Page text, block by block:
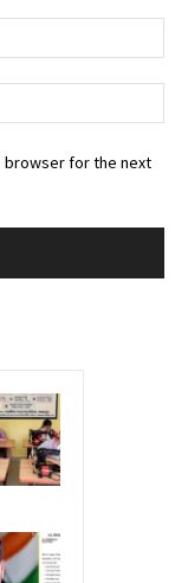
browser for the next